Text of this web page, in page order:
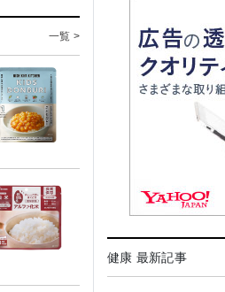
一覧 >
健康 最新記事